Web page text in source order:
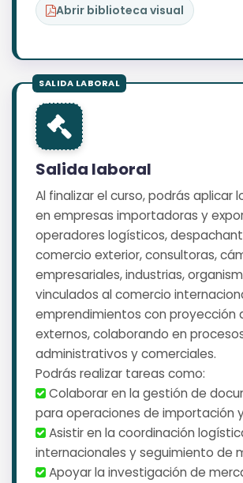
Abrir biblioteca visual
Salida laboral
Al finalizar el curso, podrás aplicar
en empresas importadoras y
operadores logísticos,
comercio exterior, consultoras,
empresariales, industrias,
vinculados al comercio
emprendimientos con proyección
externos, colaborando en
administrativos y comerciales.
Podrás realizar tareas como:
Colaborar en la gestión de
para operaciones de importación
Asistir en la coordinación
internacionales y seguimiento de
Apoyar la investigación de